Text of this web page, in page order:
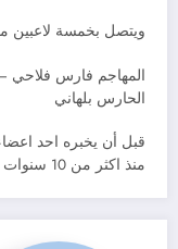
ويتصل بخمسة لاعبين
المهاجم فارس
الحارس بلهاني
قبل أن يخبره احد
منذ اكثر من 10 سنوات